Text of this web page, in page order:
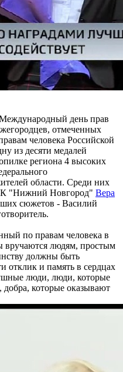
день прав
отмеченных
человека Российской
из десяти медалей
региона 4 высоких
области. Среди них
"Нижний Новгород" Вера
сюжетов - Василий
по правам человека в
вручаются людям, простым
должны быть
отклик и память в сердцах
люди, люди, которые
которые оказывают